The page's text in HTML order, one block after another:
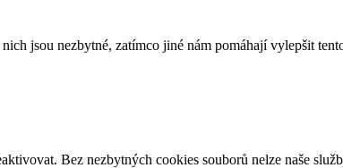
jsou nezbytné, zatímco jiné nám pomáhají vylepšit
Bez nezbytných cookies souborů nelze naše